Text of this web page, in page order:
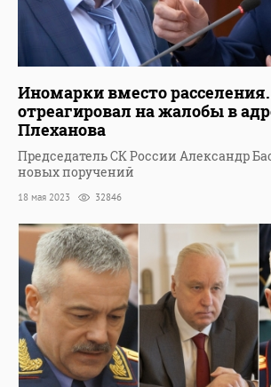
Иномарки вместо
отреагировал на жалобы в
Плеханова
Председатель СК России Александр
новых поручений
18 мая 2023 32846